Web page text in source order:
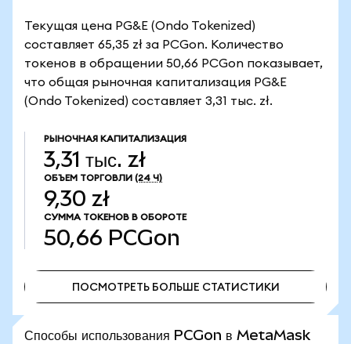
Текущая цена PG&E (Ondo Tokenized)
составляет 65,35 zł за PCGon. Количество
токенов в обращении 50,66 PCGon показывает,
что общая рыночная капитализация PG&E
(Ondo Tokenized) составляет 3,31 тыс. zł.
РЫНОЧНАЯ КАПИТАЛИЗАЦИЯ
3,31 тыс. zł
ОБЪЕМ ТОРГОВЛИ (24 Ч)
9,30 zł
СУММА ТОКЕНОВ В ОБОРОТЕ
50,66 PCGon
ПОСМОТРЕТЬ БОЛЬШЕ СТАТИСТИКИ
Способы использования PCGon в MetaMask